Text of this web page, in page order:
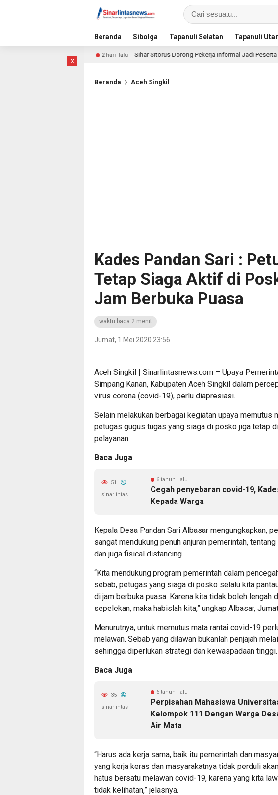
Beranda Sibolga Tapanuli Selatan Tapanuli
x
2 hari lalu Sihar Sitorus Dorong Pekerja Informal Jadi Peserta BPJS
Beranda Aceh Singkil
Kades Pandan Sari :
Tetap Siaga Aktif di
Jam Berbuka Puasa
waktu baca 2 menit
Jumat, 1 Mei 2020 23:56
Aceh Singkil | Sinarlintasnews.com – Upaya
Simpang Kanan, Kabupaten Aceh Singkil dalam
virus corona (covid-19), perlu diapresiasi.
Selain melakukan berbagai kegiatan upaya memutus
petugas gugus tugas yang siaga di posko jiga tetap
pelayanan.
Baca Juga
6 tahun lalu
Cegah penyebaran covid-19,
Kepada Warga
51
sinarlintas
Kepala Desa Pandan Sari Albasar mengungkapkan,
sangat mendukung penuh anjuran pemerintah,
dan juga fisical distancing.
“Kita mendukung program pemerintah dalam
sebab, petugas yang siaga di posko selalu kita
di jam berbuka puasa. Karena kita tidak boleh lengah
sepelekan, maka habislah kita,” ungkap Albasar,
Menurutnya, untuk memutus mata rantai covid-19
melawan. Sebab yang dilawan bukanlah penjajah
sehingga diperlukan strategi dan kewaspadaan tinggi.
Baca Juga
6 tahun lalu
Perpisahan Mahasiswa
Kelompok 111 Dengan Warga
Air Mata
35
sinarlintas
“Harus ada kerja sama, baik itu pemerintah dan
yang kerja keras dan masyarakatnya tidak perduli
hatus bersatu melawan covid-19, karena yang kita
tidak kelihatan,” jelasnya.